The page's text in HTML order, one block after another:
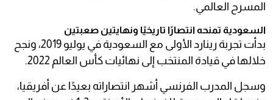
المسرح العالمي.
السعودية تمنحه انتصارًا تاريخيًا ونهايتين صعبتين
بدأت تجربة رينارد الأولى مع السعودية في يوليو 2019، ونجح
خلالها في قيادة المنتخب إلى نهائيات كأس العالم 2022.
وسجل المدرب الفرنسي أشهر انتصاراته بعيدًا عن أفريقيا،